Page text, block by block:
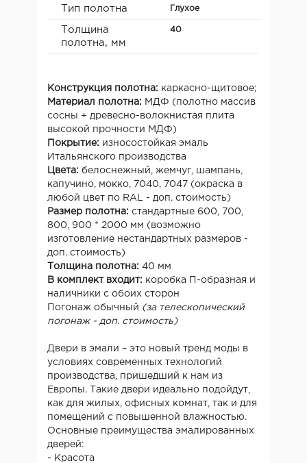
Тип полотна Глухое
Толщина
полотна, мм
40
Конструкция полотна: каркасно-щитовое;
Материал полотна: МДФ (полотно массив
сосны + древесно-волокнистая плита
высокой прочности МДФ)
Покрытие: износостойкая эмаль
Итальянского производства
Цвета: белоснежный, жемчуг, шампань,
капучино, мокко, 7040, 7047 (окраска в
любой цвет по RAL - доп. стоимость)
Размер полотна: стандартные 600, 700,
800, 900 * 2000 мм (возможно
изготовление нестандартных размеров -
доп. стоимость)
Толщина полотна: 40 мм
В комплект входит: коробка П-образная и
наличники с обоих сторон
Погонаж обычный (за телескопический
погонаж - доп. стоимость)
Двери в эмали – это новый тренд моды в
условиях современных технологий
производства, пришедший к нам из
Европы. Такие двери идеально подойдут,
как для жилых, офисных комнат, так и для
помещений с повышенной влажностью.
Основные преимущества эмалированных
дверей:
- Красота